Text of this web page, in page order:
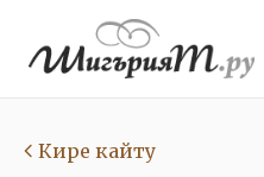
Кире кайту